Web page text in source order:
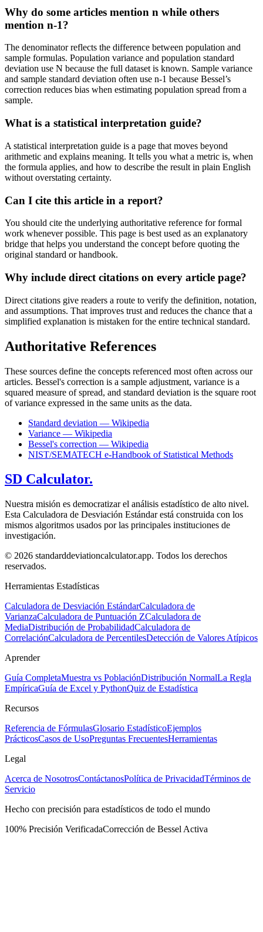
Why do some articles mention n while others
mention n-1?
The denominator reflects the difference between population and
sample formulas. Population variance and population standard
deviation use N because the full dataset is known. Sample variance
and sample standard deviation often use n-1 because Bessel’s
correction reduces bias when estimating population spread from a
sample.
What is a statistical interpretation guide?
A statistical interpretation guide is a page that moves beyond
arithmetic and explains meaning. It tells you what a metric is, when
the formula applies, and how to describe the result in plain English
without overstating certainty.
Can I cite this article in a report?
You should cite the underlying authoritative reference for formal
work whenever possible. This page is best used as an explanatory
bridge that helps you understand the concept before quoting the
original standard or handbook.
Why include direct citations on every article page?
Direct citations give readers a route to verify the definition, notation,
and assumptions. That improves trust and reduces the chance that a
simplified explanation is mistaken for the entire technical standard.
Authoritative References
These sources define the concepts referenced most often across our
articles. Bessel's correction is a sample adjustment, variance is a
squared measure of spread, and standard deviation is the square root
of variance expressed in the same units as the data.
Standard deviation — Wikipedia
Variance — Wikipedia
Bessel's correction — Wikipedia
NIST/SEMATECH e-Handbook of Statistical Methods
SD Calculator.
Nuestra misión es democratizar el análisis estadístico de alto nivel.
Esta Calculadora de Desviación Estándar está construida con los
mismos algoritmos usados por las principales instituciones de
investigación.
© 2026 standarddeviationcalculator.app. Todos los derechos
reservados.
Herramientas Estadísticas
Calculadora de Desviación EstándarCalculadora de
VarianzaCalculadora de Puntuación ZCalculadora de
MediaDistribución de ProbabilidadCalculadora de
CorrelaciónCalculadora de PercentilesDetección de Valores Atípicos
Aprender
Guía CompletaMuestra vs PoblaciónDistribución NormalLa Regla
EmpíricaGuía de Excel y PythonQuiz de Estadística
Recursos
Referencia de FórmulasGlosario EstadísticoEjemplos
PrácticosCasos de UsoPreguntas FrecuentesHerramientas
Legal
Acerca de NosotrosContáctanosPolítica de PrivacidadTérminos de
Servicio
Hecho con precisión para estadísticos de todo el mundo
100% Precisión VerificadaCorrección de Bessel Activa